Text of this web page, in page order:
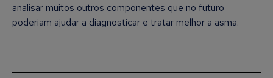
analisar muitos outros componentes que no futuro
poderiam ajudar a diagnosticar e tratar melhor a asma.